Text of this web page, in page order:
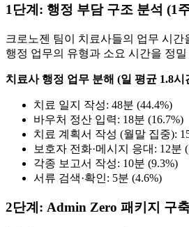
1단계: 행정 부담 구조 분석 (1
크로노젠 팀이 치료사들의 업무 시간
행정 업무의 유형과 소요 시간을 정
치료사 행정 업무 분해 (일 평균 1.8시
치료 일지 작성: 48분 (44.4%)
바우처 정산 입력: 18분 (16.7%)
치료 계획서 작성 (월말 집중):
보호자 전화·메시지 응대: 12분
각종 보고서 작성: 10분 (9.3%)
서류 검색·확인: 5분 (4.6%)
2단계: Admin Zero 패키지 구